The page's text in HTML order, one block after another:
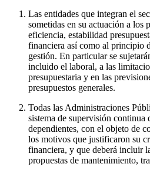
Las entidades que integran el
sometidas en su actuación a los
eficiencia, estabilidad
financiera así como al principio
gestión. En particular se
incluido el laboral, a las
presupuestaria y en las
presupuestos generales.
Todas las Administraciones
sistema de supervisión continua
dependientes, con el objeto de
los motivos que justificaron su
financiera, y que deberá incluir
propuestas de mantenimiento,